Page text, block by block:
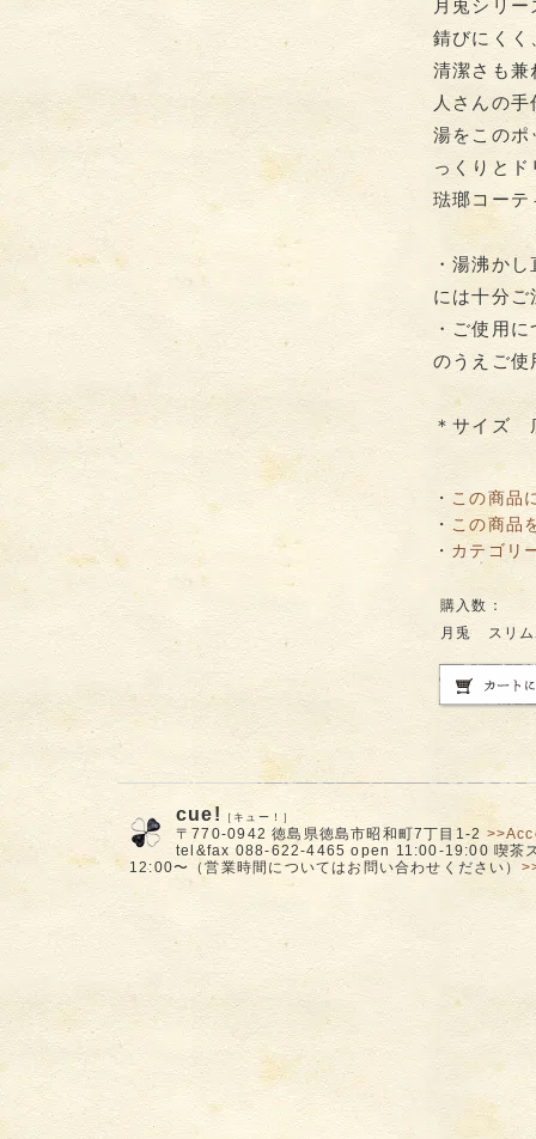
月兎シリ
錆びにくく
清潔さも兼
人さんの
湯をこのポ
っくりと
琺瑯コーテ
・湯沸か
には十分
・ご使用
のうえご使
＊サイズ
・ この商品
・ この商品
・ カテゴリ
購入数：
月兎 スリ
cue! ［キュー！］
〒770-0942 徳島県徳島市昭和町7丁目1-2
tel&fax 088-622-4465 open 11:00-19:00 喫茶
12:00〜（営業時間についてはお問い合わせください）